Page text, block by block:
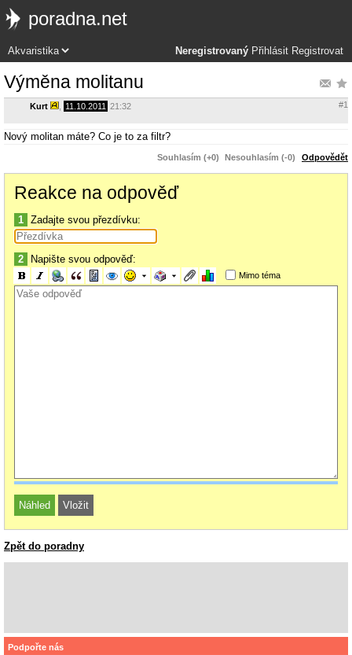
poradna.net
Neregistrovaný Přihlásit Registrovat
Výměna molitanu
Kurt 11.10.2011 21:32 #1
Nový molitan máte? Co je to za filtr?
Souhlasím (+0) Nesouhlasím (-0) Odpovědět
Reakce na odpověď
1 Zadajte svou přezdívku:
2 Napište svou odpověď:
Mimo téma
Zpět do poradny
Podpořte nás